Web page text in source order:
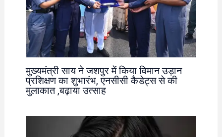
मुख्यमंत्री साय ने जशपुर में किया विमान उड़ान
प्रशिक्षण का शुभारंभ, एनसीसी कैडेट्स से की
मुलाकात ,बढ़ाया उत्साह